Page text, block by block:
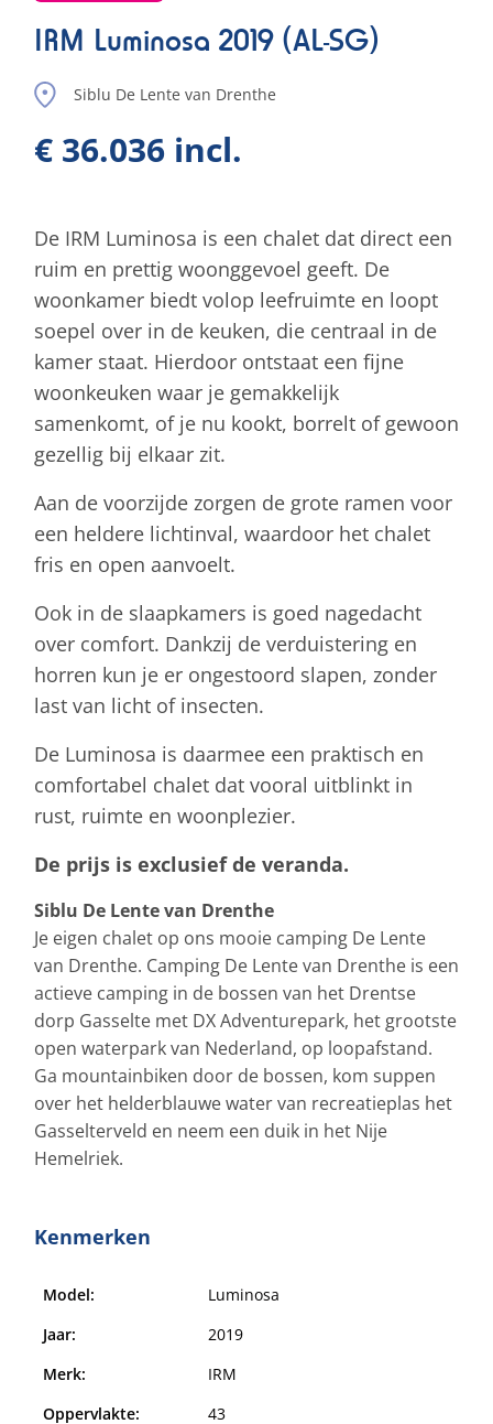
IRM Luminosa 2019 (AL-SG)
Siblu De Lente van Drenthe
€ 36.036 incl.
De IRM Luminosa is een chalet dat direct een
ruim en prettig woonggevoel geeft. De
woonkamer biedt volop leefruimte en loopt
soepel over in de keuken, die centraal in de
kamer staat. Hierdoor ontstaat een fijne
woonkeuken waar je gemakkelijk
samenkomt, of je nu kookt, borrelt of gewoon
gezellig bij elkaar zit.
Aan de voorzijde zorgen de grote ramen voor
een heldere lichtinval, waardoor het chalet
fris en open aanvoelt.
Ook in de slaapkamers is goed nagedacht
over comfort. Dankzij de verduistering en
horren kun je er ongestoord slapen, zonder
last van licht of insecten.
De Luminosa is daarmee een praktisch en
comfortabel chalet dat vooral uitblinkt in
rust, ruimte en woonplezier.
De prijs is exclusief de veranda.
Siblu De Lente van Drenthe
Je eigen chalet op ons mooie camping De Lente
van Drenthe. Camping De Lente van Drenthe is een
actieve camping in de bossen van het Drentse
dorp Gasselte met DX Adventurepark, het grootste
open waterpark van Nederland, op loopafstand.
Ga mountainbiken door de bossen, kom suppen
over het helderblauwe water van recreatieplas het
Gasselterveld en neem een duik in het Nije
Hemelriek.
Kenmerken
Model:
Luminosa
Jaar:
2019
Merk:
IRM
Oppervlakte:
43